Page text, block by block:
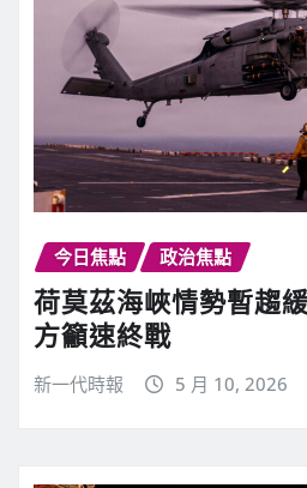
今日焦點 政治焦點
荷莫茲海峽情勢暫趨
方籲速終戰
新一代時報 5 月 10, 2026